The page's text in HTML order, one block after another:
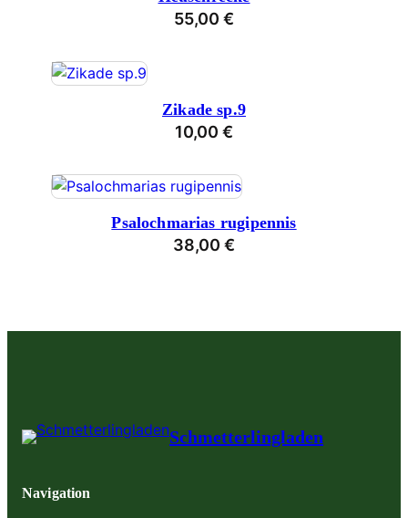
55,00 €
Zikade sp.9
10,00 €
Psalochmarias rugipennis
38,00 €
Schmetterlingladen
Navigation